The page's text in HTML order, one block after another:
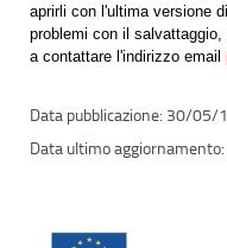
aprirli con l'ultima versione
problemi con il
a contattare l'indirizzo email
30/05/